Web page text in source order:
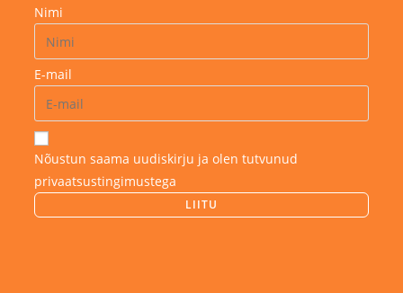
Nimi
E-mail
Nõustun saama uudiskirju ja olen tutvunud
privaatsustingimustega